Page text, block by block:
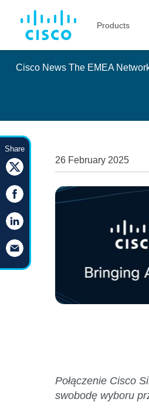
Cisco News The EMEA
to
content
26 February 2025
Połączenie Cisco
swobodę wyboru
Share